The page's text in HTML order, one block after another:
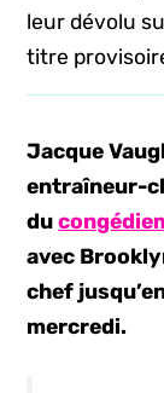
leur dévolu
titre
Jacque
entraîneur-
du
avec
chef
mercredi.